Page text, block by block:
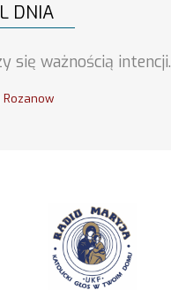
DNIA
się ważnością intencji.